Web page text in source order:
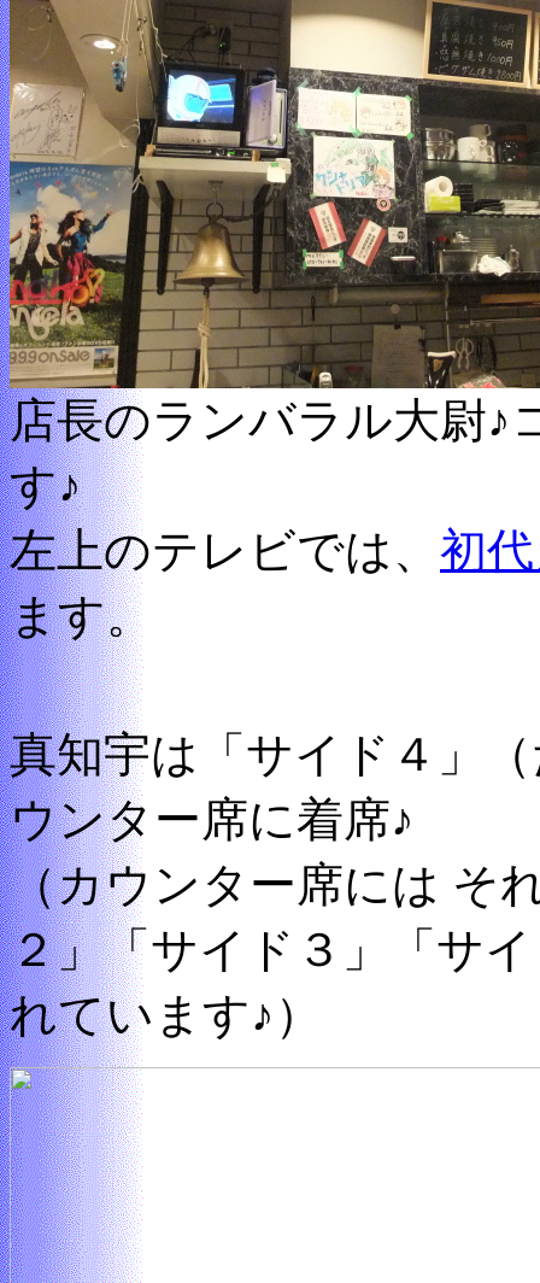
店長のランバラル大尉♪
す♪
左上のテレビでは、 初
ます。
真知宇は「サイド４」
ウンター席に着席♪
（カウンター席には そ
２」「サイド３」「サ
れています♪）